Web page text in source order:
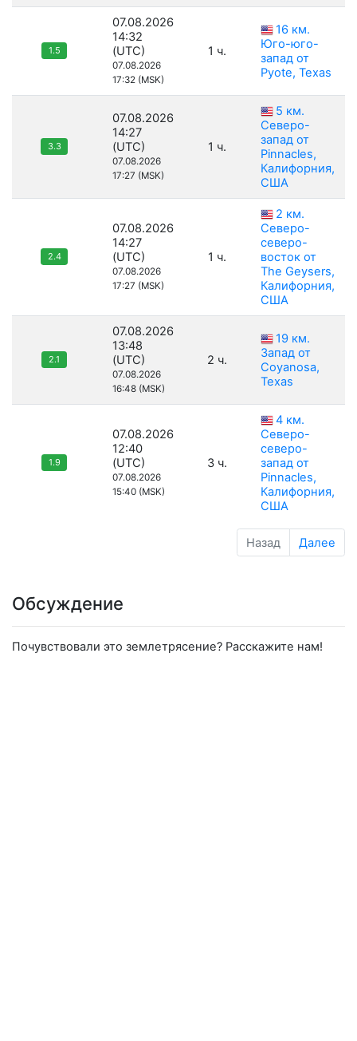
1.5
07.08.2026
14:32
(UTC)
07.08.2026
17:32 (MSK)
1 ч.
16 км.
Юго-юго-
запад от
Pyote, Texas
3.3
07.08.2026
14:27
(UTC)
07.08.2026
17:27 (MSK)
1 ч.
5 км.
Северо-
запад от
Pinnacles,
Калифорния,
США
2.4
07.08.2026
14:27
(UTC)
07.08.2026
17:27 (MSK)
1 ч.
2 км.
Северо-
северо-
восток от
The Geysers,
Калифорния,
США
2.1
07.08.2026
13:48
(UTC)
07.08.2026
16:48 (MSK)
2 ч.
19 км.
Запад от
Coyanosa,
Texas
1.9
07.08.2026
12:40
(UTC)
07.08.2026
15:40 (MSK)
3 ч.
4 км.
Северо-
северо-
запад от
Pinnacles,
Калифорния,
США
Назад Далее
Обсуждение
Почувствовали это землетрясение? Расскажите нам!